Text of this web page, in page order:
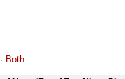
· Both